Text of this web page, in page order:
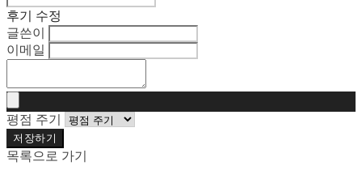
후기 수정
글쓴이
이메일
평점 주기
저장하기
목록으로 가기